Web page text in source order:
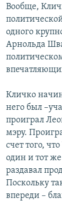
Вообще,
одного
Арнольда
Кличко
него был
проиграл
мэру.
счет того,
один и тот
раздавал
Поскольку
впереди –